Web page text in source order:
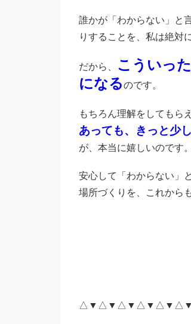
誰かが「わからない」と
りすることを、私は絶対
だから、
こういっ
になるのです。
もちろん理解をしてもら
あっても、きっと少
が、本当に嬉しいのです。
安心して「わからない」
場所づくりを、これから